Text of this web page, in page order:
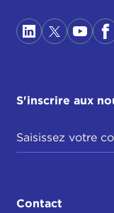
S'inscrire aux
Contact